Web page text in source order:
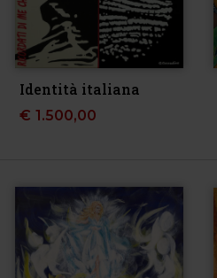
Identità italiana
€ 1.500,00